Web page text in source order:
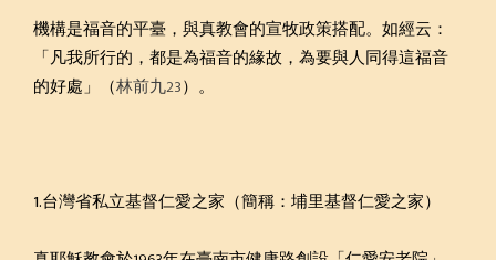
機構是福音的平臺，與真教會的宣牧政策搭配。如經云：
「凡我所行的，都是為福音的緣故，為要與人同得這福音
的好處」（林前九23）。
1.台灣省私立基督仁愛之家（簡稱：埔里基督仁愛之家）